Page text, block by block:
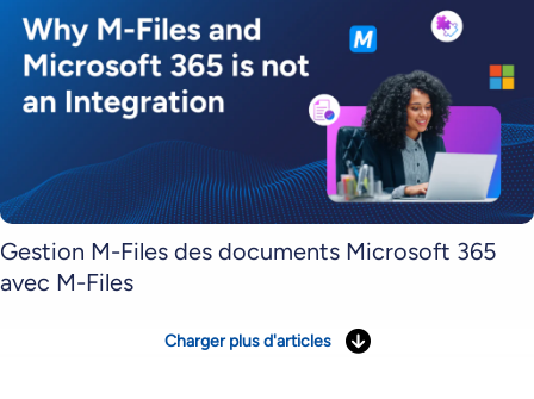
Gestion M-Files des documents Microsoft 365
avec M-Files
Charger plus d'articles